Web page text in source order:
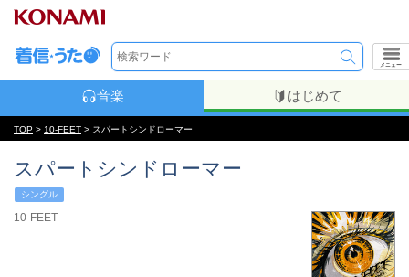
メニュー
音楽 はじめて
TOP > 10-FEET > スパートシンドローマー
スパートシンドローマー
シングル
10-FEET